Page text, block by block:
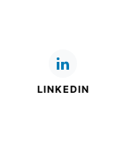
LINKEDIN